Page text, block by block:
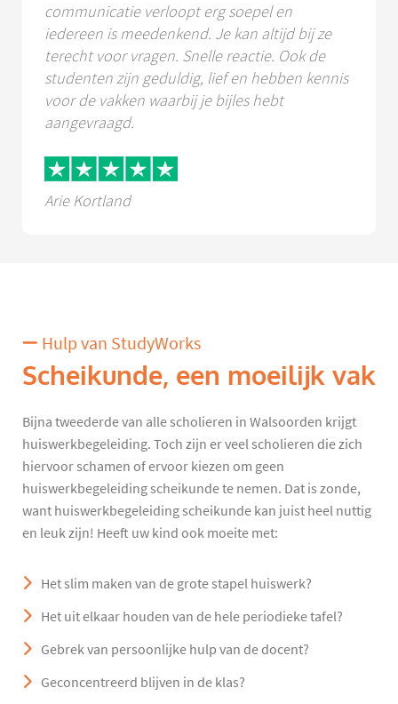
communicatie verloopt erg soepel en
iedereen is meedenkend. Je kan altijd bij ze
terecht voor vragen. Snelle reactie. Ook de
studenten zijn geduldig, lief en hebben kennis
voor de vakken waarbij je bijles hebt
aangevraagd.
Arie Kortland
Hulp van StudyWorks
Scheikunde, een moeilijk vak
Bijna tweederde van alle scholieren in Walsoorden krijgt
huiswerkbegeleiding. Toch zijn er veel scholieren die zich
hiervoor schamen of ervoor kiezen om geen
huiswerkbegeleiding scheikunde te nemen. Dat is zonde,
want huiswerkbegeleiding scheikunde kan juist heel nuttig
en leuk zijn! Heeft uw kind ook moeite met:
Het slim maken van de grote stapel huiswerk?
Het uit elkaar houden van de hele periodieke tafel?
Gebrek van persoonlijke hulp van de docent?
Geconcentreerd blijven in de klas?